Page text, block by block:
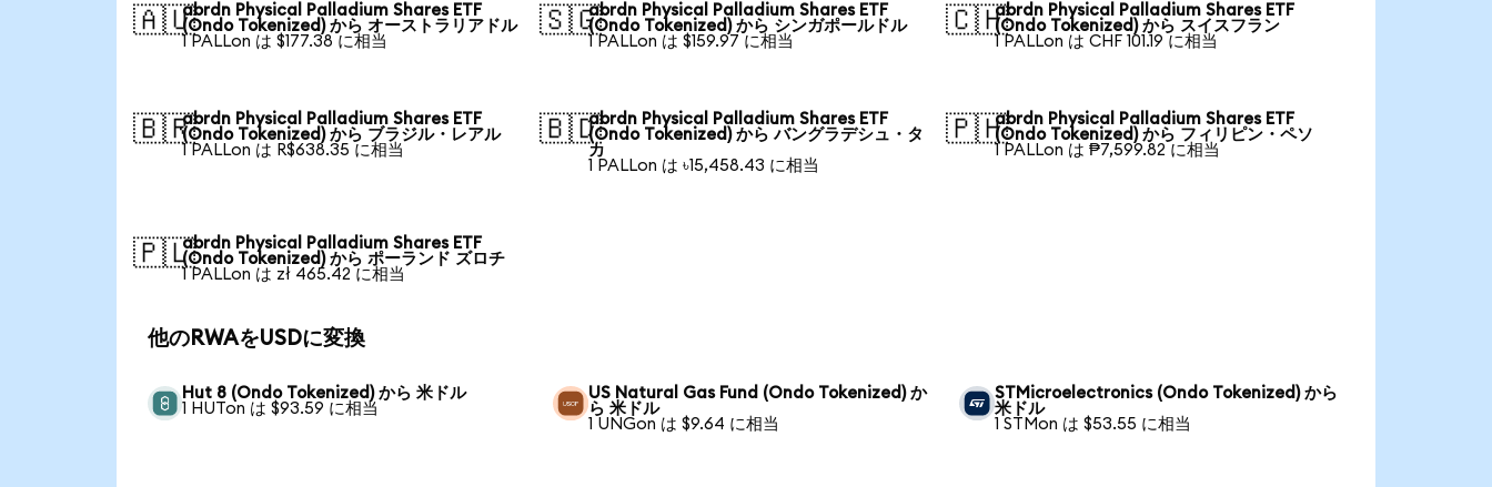
🇦🇺abrdn Physical Palladium Shares ETF
(Ondo Tokenized) から オーストラリアドル
1 PALLon は $177.38 に相当
🇸🇬abrdn Physical Palladium Shares ETF
(Ondo Tokenized) から シンガポールドル
1 PALLon は $159.97 に相当
🇨🇭abrdn Physical Palladium Shares ETF
(Ondo Tokenized) から スイスフラン
1 PALLon は CHF 101.19 に相当
🇧🇷abrdn Physical Palladium Shares ETF
(Ondo Tokenized) から ブラジル・レアル
1 PALLon は R$638.35 に相当
🇧🇩abrdn Physical Palladium Shares ETF
(Ondo Tokenized) から バングラデシュ・タ
カ
1 PALLon は ৳15,458.43 に相当
🇵🇭abrdn Physical Palladium Shares ETF
(Ondo Tokenized) から フィリピン・ペソ
1 PALLon は ₱7,599.82 に相当
🇵🇱abrdn Physical Palladium Shares ETF
(Ondo Tokenized) から ポーランド ズロチ
1 PALLon は zł 465.42 に相当
他のRWAをUSDに変換
Hut 8 (Ondo Tokenized) から 米ドル
1 HUTon は $93.59 に相当
US Natural Gas Fund (Ondo Tokenized) か
ら 米ドル
1 UNGon は $9.64 に相当
STMicroelectronics (Ondo Tokenized) から
米ドル
1 STMon は $53.55 に相当